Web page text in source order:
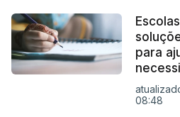
para
08:48